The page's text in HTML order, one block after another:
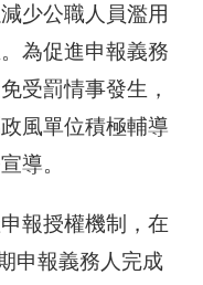
少公職人員濫用
為促進申報義務
受罰情事發生，
風單位積極輔導
導。
報授權機制，在
申報義務人完成